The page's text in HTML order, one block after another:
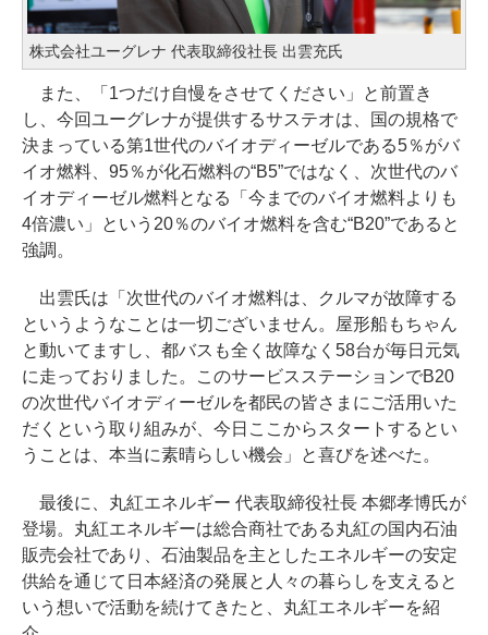
株式会社ユーグレナ 代表取締役社長 出雲充氏
また、「1つだけ自慢をさせてください」と前置き
し、今回ユーグレナが提供するサステオは、国の規格で
決まっている第1世代のバイオディーゼルである5％がバ
イオ燃料、95％が化石燃料の“B5”ではなく、次世代のバ
イオディーゼル燃料となる「今までのバイオ燃料よりも
4倍濃い」という20％のバイオ燃料を含む“B20”であると
強調。
出雲氏は「次世代のバイオ燃料は、クルマが故障する
というようなことは一切ございません。屋形船もちゃん
と動いてますし、都バスも全く故障なく58台が毎日元気
に走っておりました。このサービスステーションでB20
の次世代バイオディーゼルを都民の皆さまにご活用いた
だくという取り組みが、今日ここからスタートするとい
うことは、本当に素晴らしい機会」と喜びを述べた。
最後に、丸紅エネルギー 代表取締役社長 本郷孝博氏が
登場。丸紅エネルギーは総合商社である丸紅の国内石油
販売会社であり、石油製品を主としたエネルギーの安定
供給を通じて日本経済の発展と人々の暮らしを支えると
いう想いで活動を続けてきたと、丸紅エネルギーを紹